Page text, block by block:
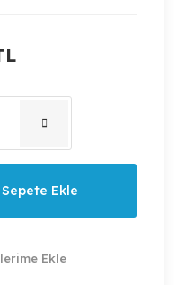
Sepete Ekle